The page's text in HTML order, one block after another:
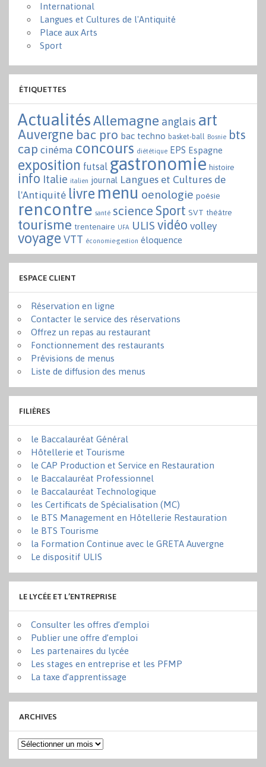
International
Langues et Cultures de l'Antiquité
Place aux Arts
Sport
ÉTIQUETTES
ActualitésAllemagne anglais art
Auvergne bac pro bac techno basket-ball Bosnie bts
cap cinéma concours diététique EPS Espagne
exposition futsal gastronomie histoire
info Italie italien journal Langues et Cultures de
l'Antiquité livre menu oenologie poésie
rencontre santé science Sport SVT théâtre
tourisme trentenaire UFA ULIS vidéo volley
voyage VTT économie-gestion éloquence
ESPACE CLIENT
Réservation en ligne
Contacter le service des réservations
Offrez un repas au restaurant
Fonctionnement des restaurants
Prévisions de menus
Liste de diffusion des menus
FILIÈRES
le Baccalauréat Général
Hôtellerie et Tourisme
le CAP Production et Service en Restauration
le Baccalauréat Professionnel
le Baccalauréat Technologique
les Certificats de Spécialisation (MC)
le BTS Management en Hôtellerie Restauration
le BTS Tourisme
la Formation Continue avec le GRETA Auvergne
Le dispositif ULIS
LE LYCÉE ET L’ENTREPRISE
Consulter les offres d’emploi
Publier une offre d’emploi
Les partenaires du lycée
Les stages en entreprise et les PFMP
La taxe d’apprentissage
ARCHIVES
Archives